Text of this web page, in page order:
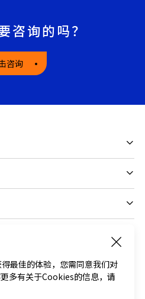
咨询的吗？
咨询
最佳的体验，您需同意我们对
多有关于Cookies的信息，请